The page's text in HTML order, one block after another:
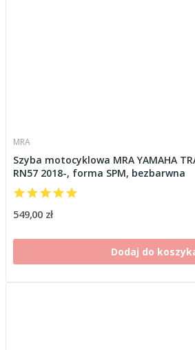
MRA
Szyba motocyklowa MRA YAMAHA
RN57 2018-, forma SPM, bezbarwna
549,00 zł
Dodaj do